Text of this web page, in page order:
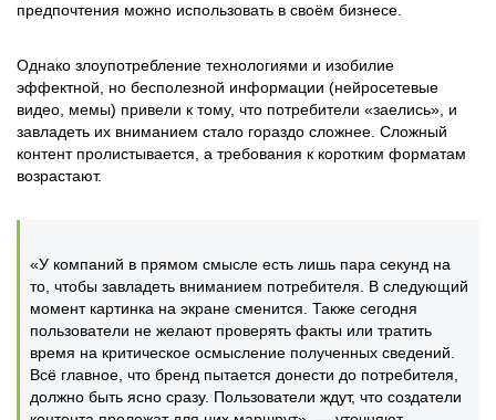
предпочтения можно использовать в своём бизнесе.
Однако злоупотребление технологиями и изобилие
эффектной, но бесполезной информации (нейросетевые
видео, мемы) привели к тому, что потребители «заелись», и
завладеть их вниманием стало гораздо сложнее. Сложный
контент пролистывается, а требования к коротким форматам
возрастают.
«У компаний в прямом смысле есть лишь пара секунд на
то, чтобы завладеть вниманием потребителя. В следующий
момент картинка на экране сменится. Также сегодня
пользователи не желают проверять факты или тратить
время на критическое осмысление полученных сведений.
Всё главное, что бренд пытается донести до потребителя,
должно быть ясно сразу. Пользователи ждут, что создатели